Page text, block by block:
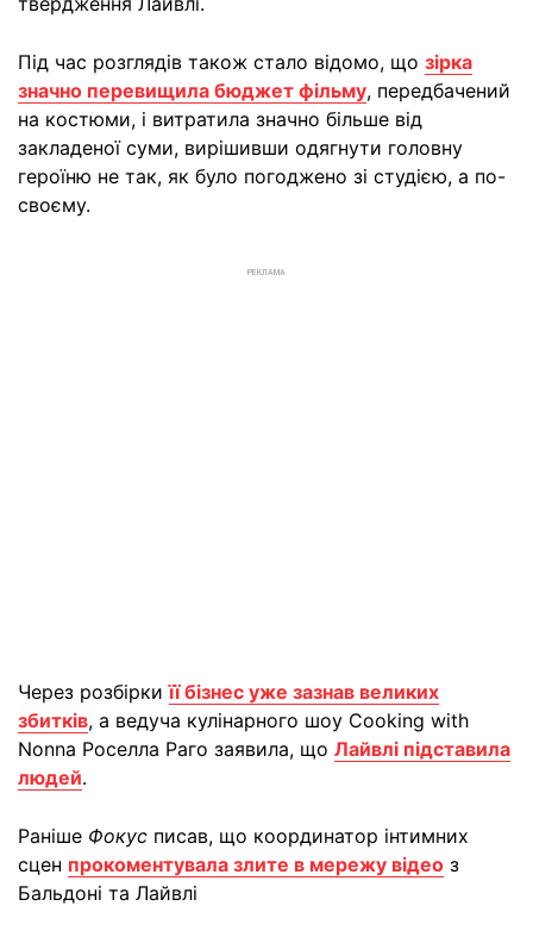
Під час розглядів також стало відомо, що зірка
значно перевищила бюджет фільму, передбачений
на костюми, і витратила значно більше від
закладеної суми, вирішивши одягнути головну
героїню не так, як було погоджено зі студією, а по-
своєму.
РЕКЛАМА
Через розбіркиїї бізнес уже зазнав великих
збитків, а ведуча кулінарного шоу Cooking with
Nonna Роселла Раго заявила, що Лайвлі підставила
людей.
Раніше Фокус писав, що координатор інтимних
сцен прокоментувала злите в мережу відео з
Бальдоні та Лайвлі